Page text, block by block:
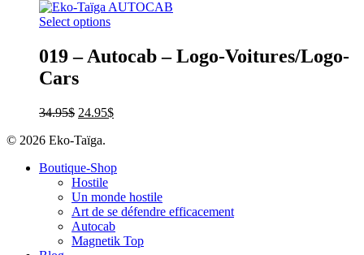
Select options
019 – Autocab – Logo-Voitures/Logo-
Cars
34.95$ 24.95$
© 2026 Eko-Taïga.
Boutique-Shop
Hostile
Un monde hostile
Art de se défendre efficacement
Autocab
Magnetik Top